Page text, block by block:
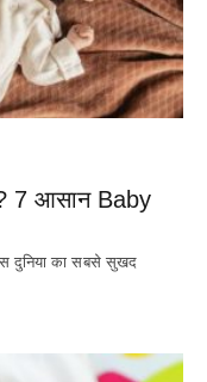
7 आसान Baby
दुनिया का सबसे सुखद